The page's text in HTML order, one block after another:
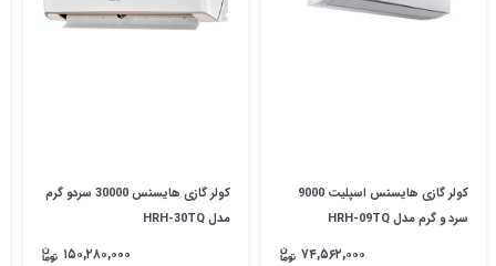
کولر گازی هایسنس اسپلیت 9000
سرد و گرم مدل HRH-09TQ
۷۴,۵۶۲,۰۰۰
کولر گازی هایسنس 30000 سردو گرم
مدل HRH-30TQ
۱۵۰,۲۸۰,۰۰۰